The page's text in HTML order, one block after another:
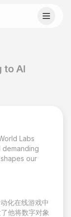
constraints,
to AI
Labs
our
化在线游戏中
他将数字对象